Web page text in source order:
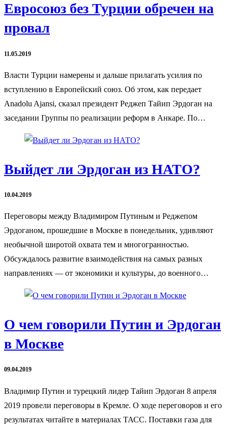
Евросоюз без Турции обречен на
провал
11.05.2019
Власти Турции намерены и дальше прилагать усилия по
вступлению в Европейский союз. Об этом, как передает
Anadolu Ajansi, сказал президент Реджеп Тайип Эрдоган на
заседании Группы по реализации реформ в Анкаре. По…
Выйдет ли Эрдоган из НАТО?
10.04.2019
Переговоры между Владимиром Путиным и Реджепом
Эрдоганом, прошедшие в Москве в понедельник, удивляют
необычной широтой охвата тем и многогранностью.
Обсуждалось развитие взаимодействия на самых разных
направлениях — от экономики и культуры, до военного…
О чем говорили Путин и Эрдоган
в Москве
09.04.2019
Владимир Путин и турецкий лидер Тайип Эрдоган 8 апреля
2019 провели переговоры в Кремле. О ходе переговоров и его
результатах читайте в материалах ТАСС. Поставки газа для